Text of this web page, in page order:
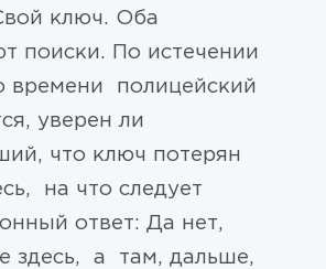
ключ. Оба
поиски. По истечении
времени полицейский
уверен ли
что ключ потерян
на что следует
ответ: Да нет,
здесь, а там, дальше,